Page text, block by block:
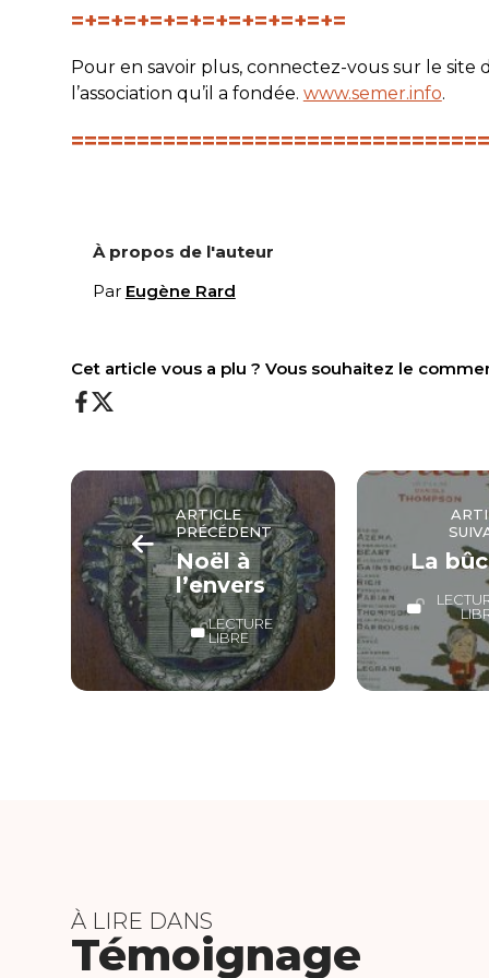
=+=+=+=+=+=+=+=+=+=+=
Pour en savoir plus, connectez-vous sur le site
l’association qu’il a fondée. www.semer.info.
À propos de l'auteur
Par Eugène Rard
Cet article vous a plu ? Vous souhaitez le
ARTICLE
PRÉCÉDENT
Noël à
l’envers
LECTURE
LIBRE
La
À LIRE DANS
Témoignage